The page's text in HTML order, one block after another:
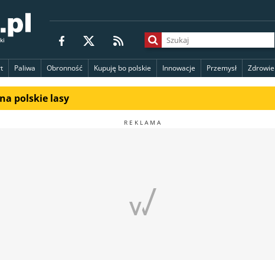
Paliwa Obronność Kupuję bo polskie Innowacje Przemysł Zdrowie
polskie lasy